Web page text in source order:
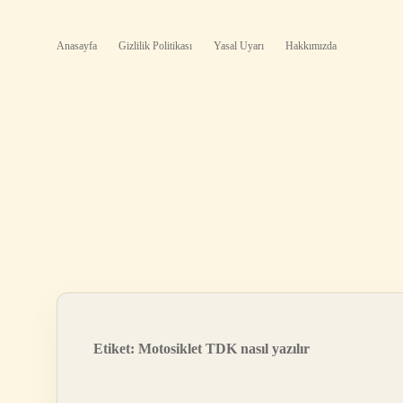
Anasayfa Gizlilik Politikası Yasal Uyarı Hakkımızda
Etiket: Motosiklet TDK nasıl yazılır